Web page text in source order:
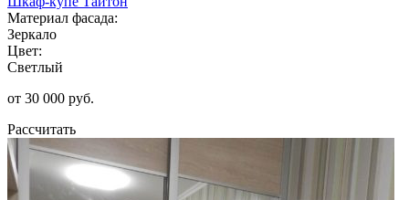
Материал фасада:
Зеркало
Цвет:
Светлый
от 30 000 руб.
Рассчитать